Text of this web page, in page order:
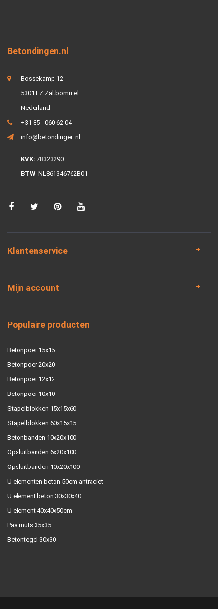
Betondingen.nl
Bossekamp 12
5301 LZ Zaltbommel
Nederland
+31 85 - 060 62 04
info@betondingen.nl
KVK: 78323290
BTW: NL861346762B01
Klantenservice
Mijn account
Populaire producten
Betonpoer 15x15
Betonpoer 20x20
Betonpoer 12x12
Betonpoer 10x10
Stapelblokken 15x15x60
Stapelblokken 60x15x15
Betonbanden 10x20x100
Opsluitbanden 6x20x100
Opsluitbanden 10x20x100
U elementen beton 50cm antraciet
U element beton 30x30x40
U element 40x40x50cm
Paalmuts 35x35
Betontegel 30x30